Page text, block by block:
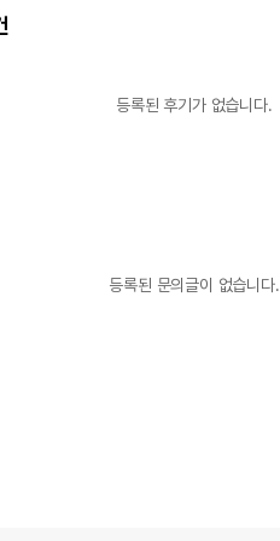
등록된 후기가 없습니다.
등록된 문의글이 없습니다.